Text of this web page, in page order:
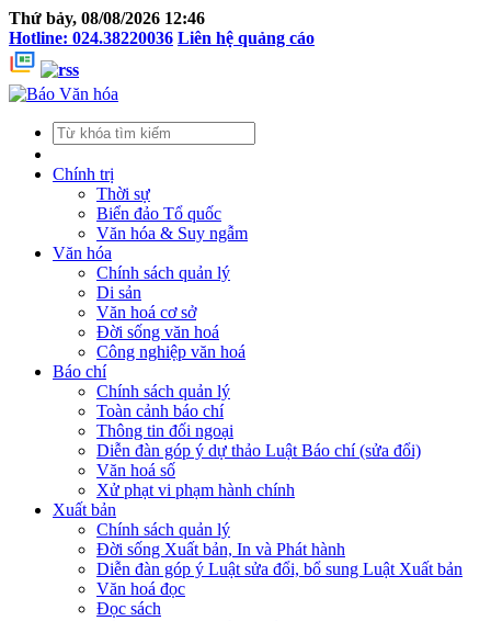
Thứ bảy, 08/08/2026 12:46
Hotline: 024.38220036 Liên hệ quảng cáo
Chính trị
Thời sự
Biển đảo Tổ quốc
Văn hóa & Suy ngẫm
Văn hóa
Chính sách quản lý
Di sản
Văn hoá cơ sở
Đời sống văn hoá
Công nghiệp văn hoá
Báo chí
Chính sách quản lý
Toàn cảnh báo chí
Thông tin đối ngoại
Diễn đàn góp ý dự thảo Luật Báo chí (sửa đổi)
Văn hoá số
Xử phạt vi phạm hành chính
Xuất bản
Chính sách quản lý
Đời sống Xuất bản, In và Phát hành
Diễn đàn góp ý Luật sửa đổi, bổ sung Luật Xuất bản
Văn hoá đọc
Đọc sách